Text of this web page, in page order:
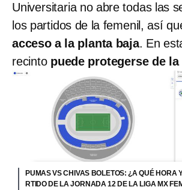
Universitaria no abre todas las
los partidos de la femenil, así
acceso a la planta baja. En
recinto puede protegerse de
PUMAS VS CHIVAS BOLETOS: ¿A QUÉ HORA
RTIDO DE LA JORNADA 12 DE LA LIGA MX